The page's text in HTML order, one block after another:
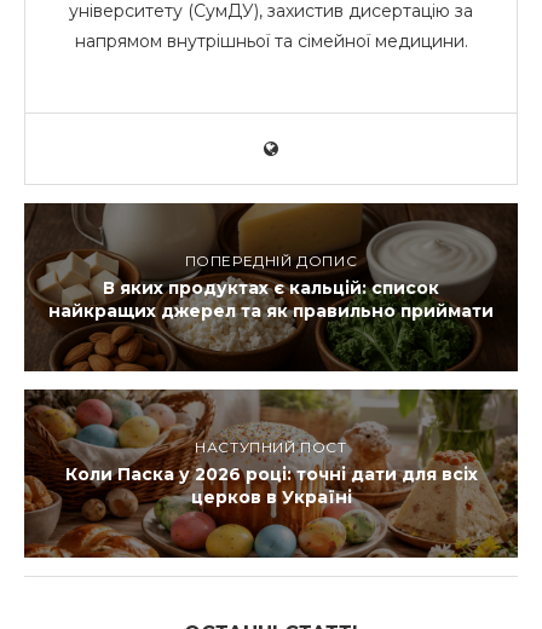
університету (СумДУ), захистив дисертацію за
напрямом внутрішньої та сімейної медицини.
ПОПЕРЕДНІЙ ДОПИС
В яких продуктах є кальцій: список
найкращих джерел та як правильно приймати
НАСТУПНИЙ ПОСТ
Коли Паска у 2026 році: точні дати для всіх
церков в Україні